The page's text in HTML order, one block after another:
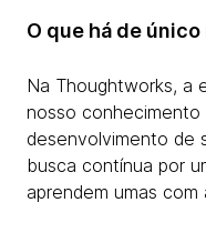
O que há de
Na Thoughtworks, a
nosso conhecimento
desenvolvimento de
busca contínua por
aprendem umas com